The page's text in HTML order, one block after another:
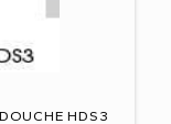
HDS3